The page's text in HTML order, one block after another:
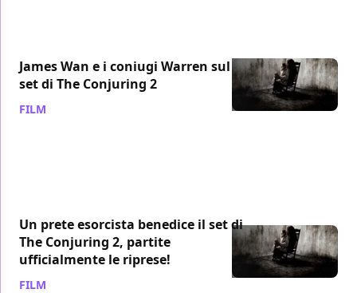
James Wan e i coniugi Warren sul
set di The Conjuring 2
FILM
Un prete esorcista benedice il set di
The Conjuring 2, partite
ufficialmente le riprese!
FILM